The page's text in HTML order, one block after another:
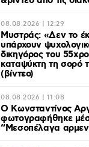
08.08.2026 | 12:29
Μυστράς: «Δεν το
υπάρχουν
δικηγόρος του
καταψύκτη τη σορό
(βίντεο)
08.08.2026 | 11:08
Ο Κωνσταντίνος
φωτογραφήθηκε
“Μεσοπέλαγα